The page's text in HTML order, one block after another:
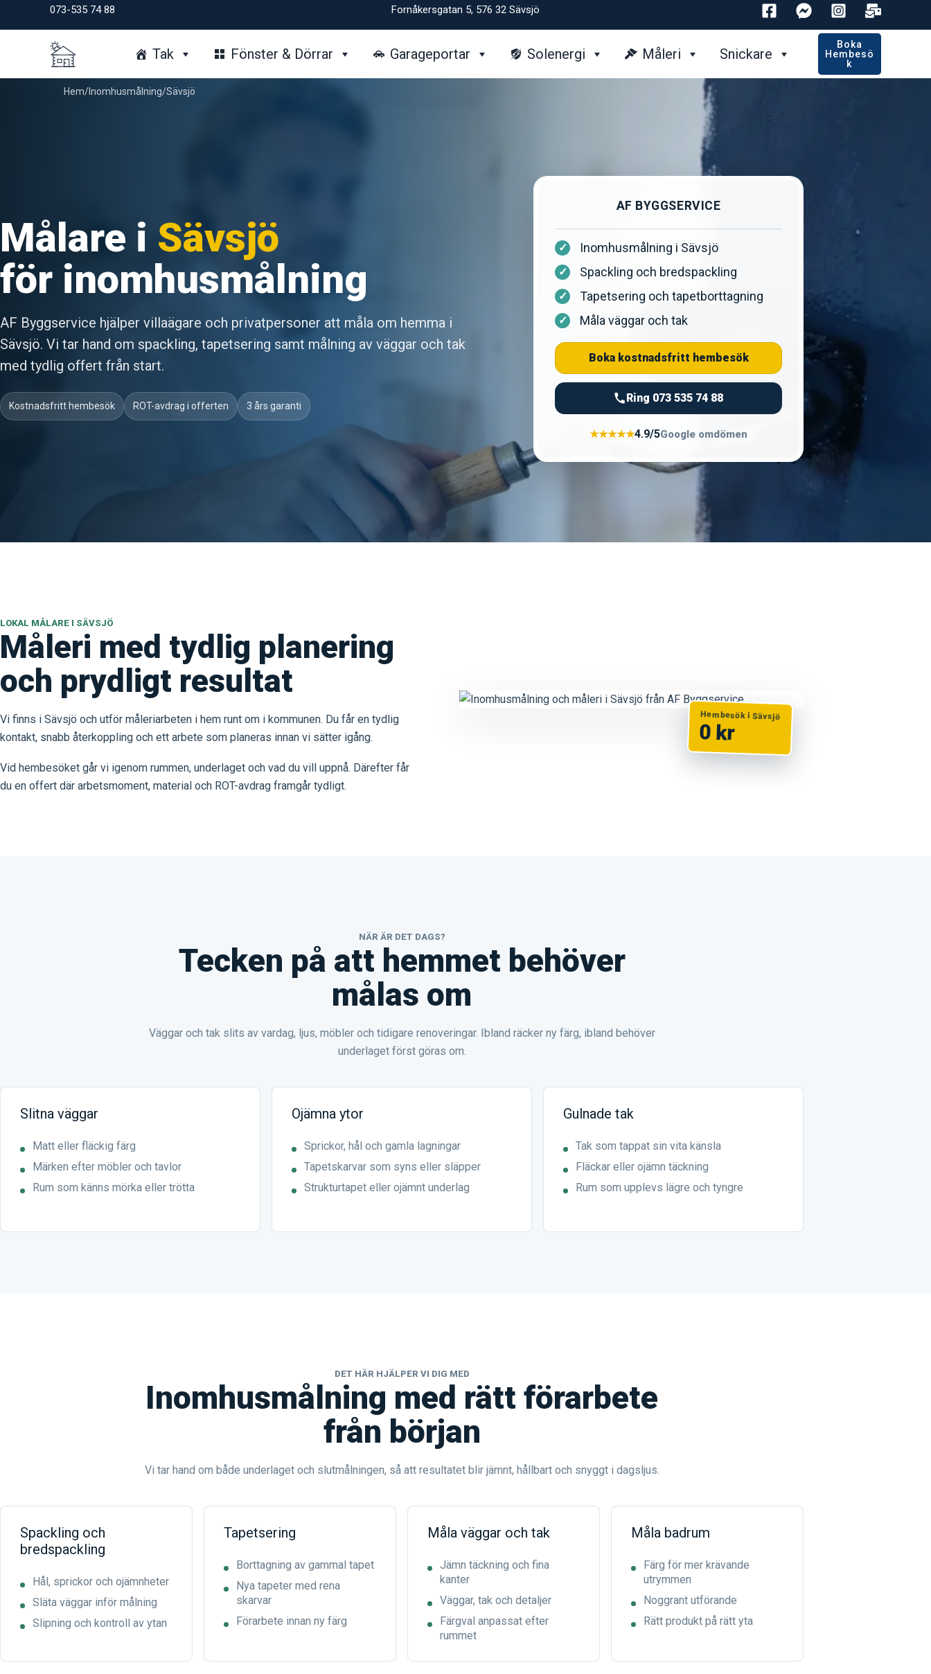
till
073-535 74 88 Fornåkersgatan 5, 576 32 Sävsjö
Tak Fönster & Dörrar Garageportar Solenergi Måleri Snickare
Boka
Hembesö
K
Hem/Inomhusmålning/Sävsjö
Målare i Sävsjö
för inomhusmålning
AF Byggservice hjälper villaägare och privatpersoner att måla om hemma i
Sävsjö. Vi tar hand om spackling, tapetsering samt målning av väggar och tak
med tydlig offert från start.
Kostnadsfritt hembesök ROT-avdrag i offerten 3 års garanti
AF BYGGSERVICE
Inomhusmålning i Sävsjö
Spackling och bredspackling
Tapetsering och tapetborttagning
Måla väggar och tak
Boka kostnadsfritt hembesök
Ring 073 535 74 88
★★★★★4.9/5Google omdömen
LOKAL MÅLARE I SÄVSJÖ
Måleri med tydlig planering
och prydligt resultat
Vi finns i Sävsjö och utför måleriarbeten i hem runt om i kommunen. Du får en tydlig
kontakt, snabb återkoppling och ett arbete som planeras innan vi sätter igång.
Vid hembesöket går vi igenom rummen, underlaget och vad du vill uppnå. Därefter får
du en offert där arbetsmoment, material och ROT-avdrag framgår tydligt.
Hembesök i Sävsjö
0 kr
NÄR ÄR DET DAGS?
Tecken på att hemmet behöver
målas om
Väggar och tak slits av vardag, ljus, möbler och tidigare renoveringar. Ibland räcker ny färg, ibland behöver
underlaget först göras om.
Slitna väggar
Matt eller fläckig färg
Märken efter möbler och tavlor
Rum som känns mörka eller trötta
Ojämna ytor
Sprickor, hål och gamla lagningar
Tapetskarvar som syns eller släpper
Strukturtapet eller ojämnt underlag
Gulnade tak
Tak som tappat sin vita känsla
Fläckar eller ojämn täckning
Rum som upplevs lägre och tyngre
DET HÄR HJÄLPER VI DIG MED
Inomhusmålning med rätt förarbete
från början
Vi tar hand om både underlaget och slutmålningen, så att resultatet blir jämnt, hållbart och snyggt i dagsljus.
Spackling och
bredspackling
Hål, sprickor och ojämnheter
Släta väggar inför målning
Slipning och kontroll av ytan
Tapetsering
Borttagning av gammal tapet
Nya tapeter med rena
skarvar
Förarbete innan ny färg
Måla väggar och tak
Jämn täckning och fina
kanter
Väggar, tak och detaljer
Färgval anpassat efter
rummet
Måla badrum
Färg för mer krävande
utrymmen
Noggrant utförande
Rätt produkt på rätt yta